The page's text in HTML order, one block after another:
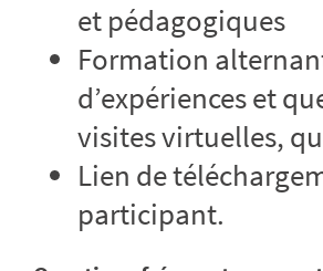
et pédagogiques
Formation
d’expériences et
visites virtuelles,
Lien de
participant.